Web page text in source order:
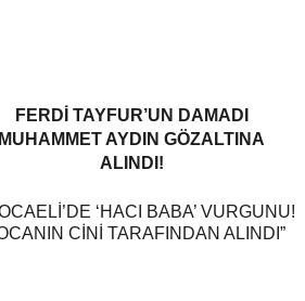
FERDI TAYFUR’UN DAMADI
MUHAMMET AYDIN GÖZALTINA
ALINDI!